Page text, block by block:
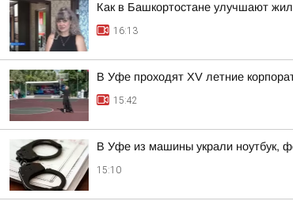
Как в Башкортостане улучшают
16:13
В Уфе проходят XV летние
15:42
В Уфе из машины украли ноутбук,
15:10